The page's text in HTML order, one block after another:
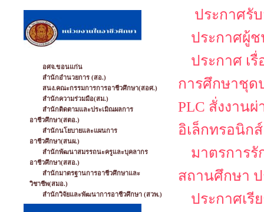
อศจ.ขอนแก่น
สำนักอำนวยการ (สอ.)
สนง.คณะกรรมการการอาชีวศึกษา(สอศ.)
สำนักความร่วมมือ(สม.)
สำนักติดตามและประเมิณผลการ
อาชีวศึกษา(สตอ.)
สำนักนโยบายและแผนการ
อาชีวศึกษา(สนผ.)
สำนักพัฒนาสมรรถนะครูและบุคลากร
อาชีวศึกษา(สสอ.)
สำนักมาตรฐานการอาชีวศึกษาและ
วิชาชีพ(สมอ.)
สำนักวิจัยและพัฒนาการอาชีวศึกษา (สวพ.)
ประกาศรั
ประกาศผู้ช
ประกาศ เ
การศึกษาชุด
PLC สั่งงาน
อิเล็กทรอนิก
มาตรการ
สถานศึกษา ป
ประกาศเรี